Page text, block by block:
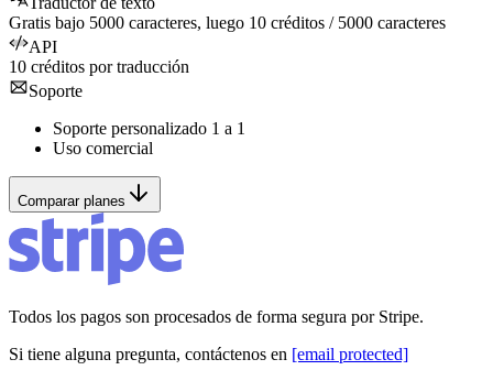
Gratis bajo 5000 caracteres, luego 10 créditos / 5000 caracteres
API
10 créditos por traducción
Soporte
Soporte personalizado 1 a 1
Uso comercial
Comparar planes
Todos los pagos son procesados de forma segura por Stripe.
Si tiene alguna pregunta, contáctenos en [email protected]